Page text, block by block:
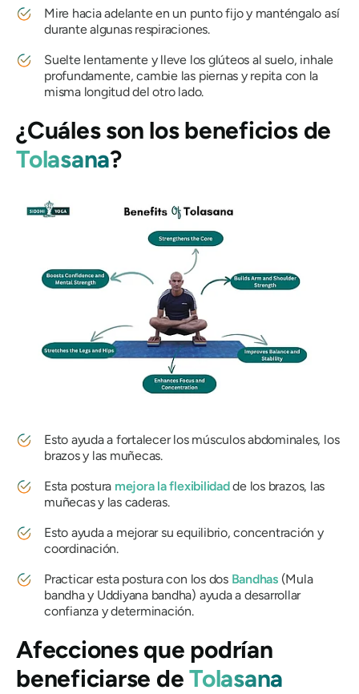
Mire hacia adelante en un punto fijo y manténgalo así
durante algunas respiraciones.
Suelte lentamente y lleve los glúteos al suelo, inhale
profundamente, cambie las piernas y repita con la
misma longitud del otro lado.
¿Cuáles son los beneficios de
Tolasana?
Esto ayuda a fortalecer los músculos abdominales, los
brazos y las muñecas.
Esta postura mejora la flexibilidadde los brazos, las
muñecas y las caderas.
Esto ayuda a mejorar su equilibrio, concentración y
coordinación.
Practicar esta postura con los dos Bandhas(Mula
bandha y Uddiyana bandha) ayuda a desarrollar
confianza y determinación.
Afecciones que podrían
beneficiarse deTolasana